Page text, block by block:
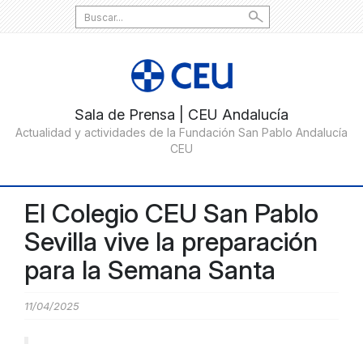
Search
for:
El Colegio CEU San Pablo
Sevilla vive la preparación
para la Semana Santa
11/04/2025